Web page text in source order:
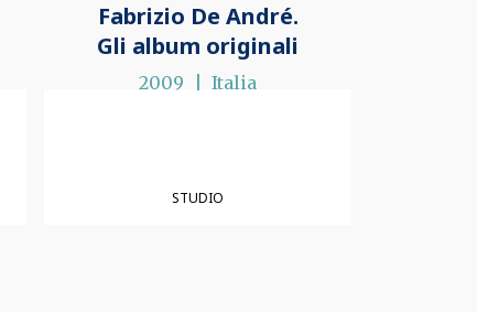
Fabrizio De André.
Gli album originali
2009 Italia
STUDIO